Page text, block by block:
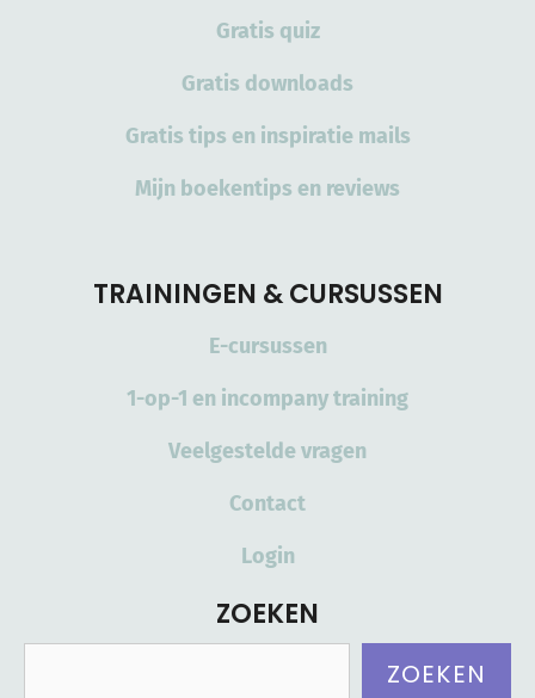
Gratis quiz
Gratis downloads
Gratis tips en inspiratie mails
Mijn boekentips en reviews
TRAININGEN & CURSUSSEN
E-cursussen
1-op-1 en incompany training
Veelgestelde vragen
Contact
Login
ZOEKEN
ZOEKEN